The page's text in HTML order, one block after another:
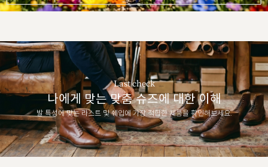
Last check
나에게 맞는 맞춤 슈즈에 대한 이해
발 특성에 맞는 라스트 및 쉐입에 가장 적합한 제품을 확인해보세요.